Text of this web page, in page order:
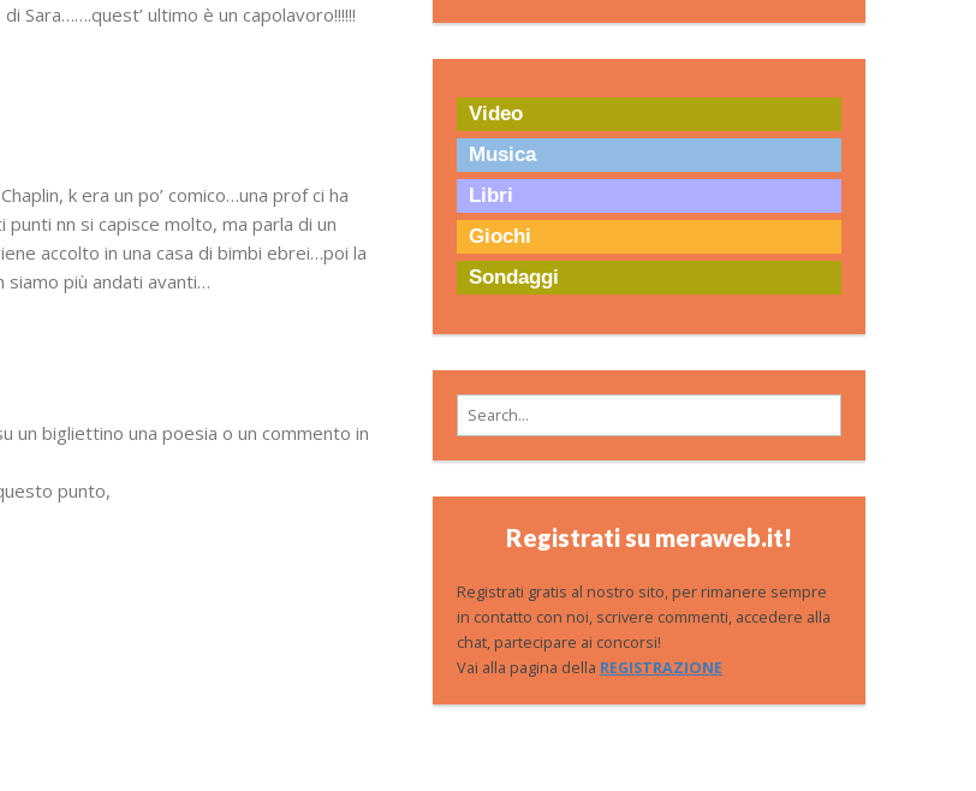
Sara…….quest’ ultimo è un capolavoro!!!!!!
k era un po’ comico…una prof ci ha
nn si capisce molto, ma parla di un
accolto in una casa di bimbi ebrei…poi la
siamo più andati avanti…
un bigliettino una poesia o un commento in
punto,
Video
Musica
Libri
Giochi
Sondaggi
Search for:
Registrati su meraweb.it!
Registrati gratis al nostro sito, per rimanere sempre
in contatto con noi, scrivere commenti, accedere alla
chat, partecipare ai concorsi!
Vai alla pagina della REGISTRAZIONE